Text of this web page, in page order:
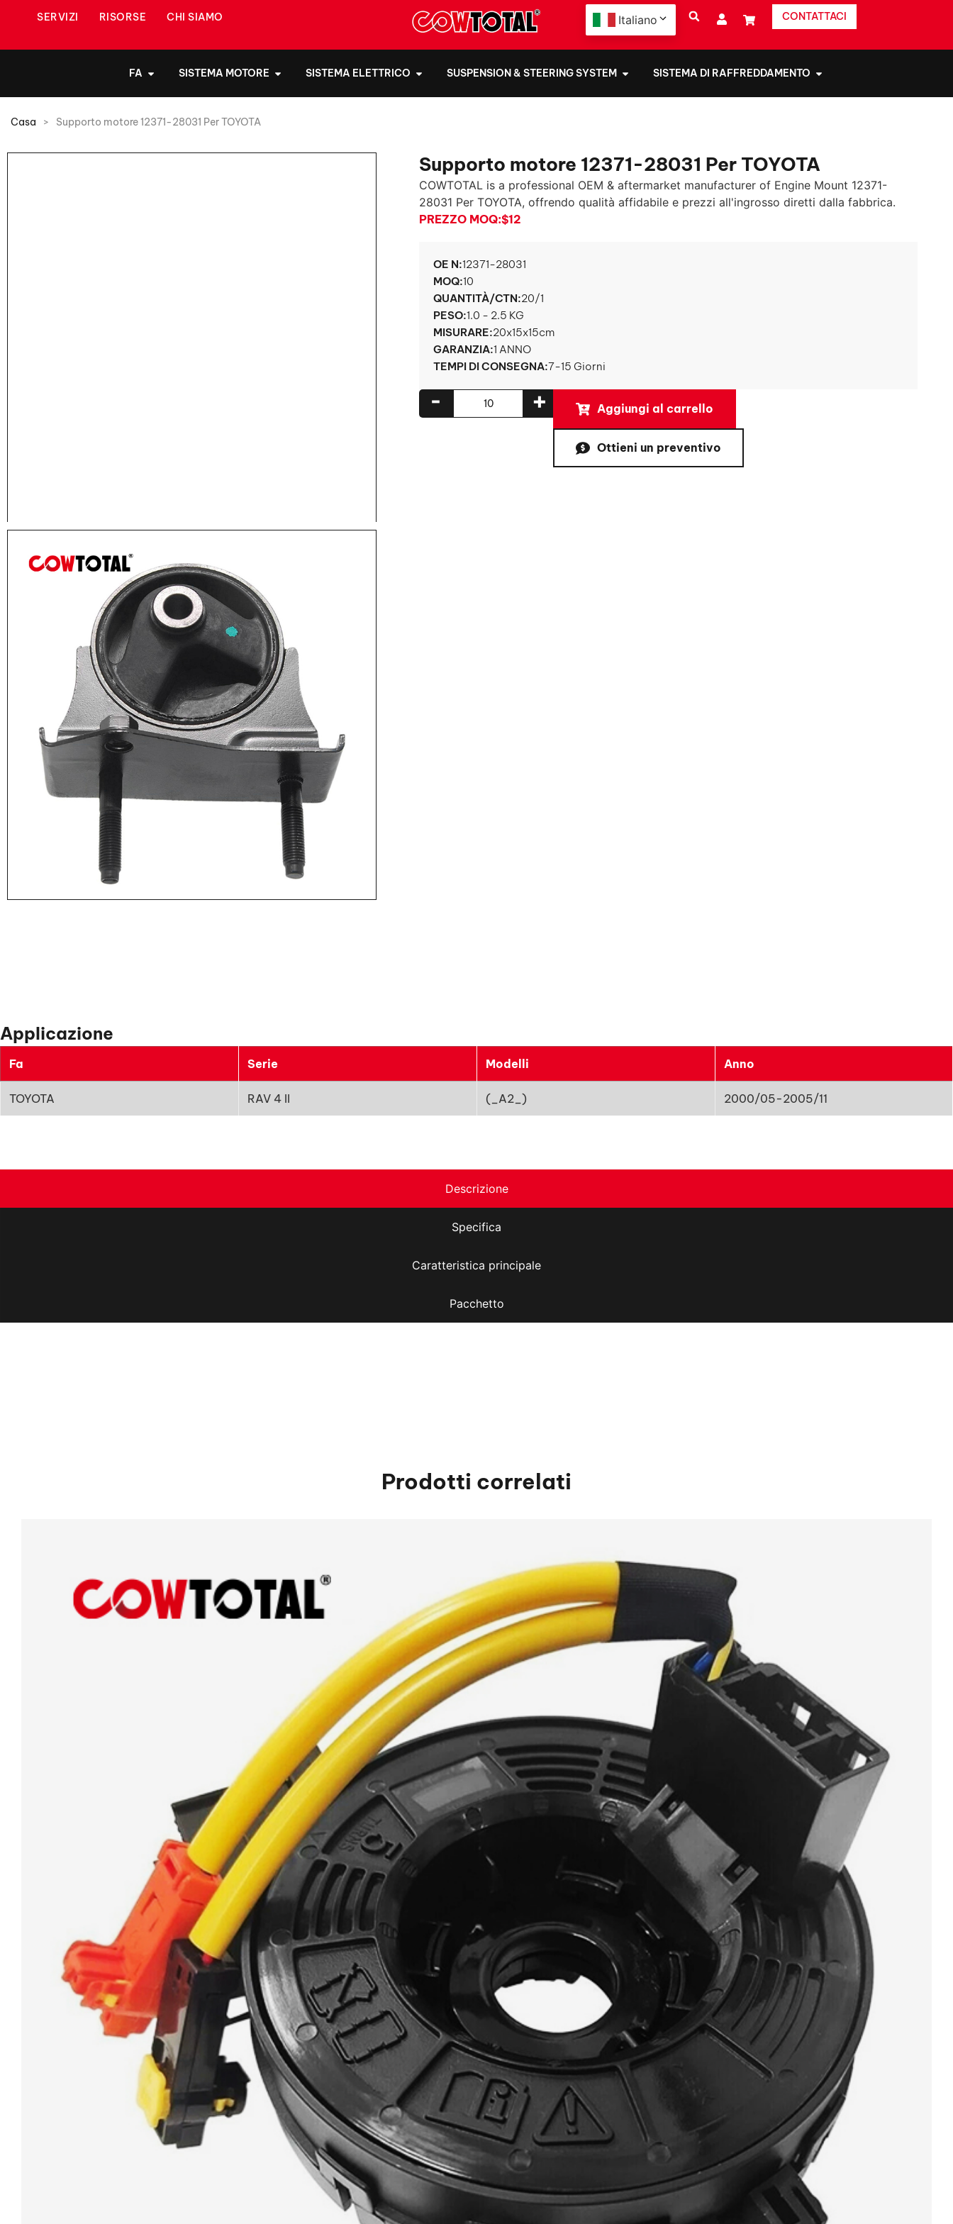
SERVIZI RISORSE CHI SIAMO Italiano CONTATTACI
FA SISTEMA MOTORE SISTEMA ELETTRICO SUSPENSION & STEERING SYSTEM SISTEMA DI RAFFREDDAMENTO
Casa > Supporto motore 12371-28031 Per TOYOTA
Supporto motore 12371-28031 Per TOYOTA
COWTOTAL is a professional OEM & aftermarket manufacturer of Engine Mount 12371-
28031 Per TOYOTA, offrendo qualità affidabile e prezzi all'ingrosso diretti dalla fabbrica.
PREZZO MOQ:$12
OE N:12371-28031
MOQ:10
QUANTITÀ/CTN:20/1
PESO:1.0 - 2.5 KG
MISURARE:20x15x15cm
GARANZIA:1 ANNO
TEMPI DI CONSEGNA:7-15 Giorni
+
- Aggiungi al carrello
Ottieni un preventivo
Applicazione
Fa Serie Modelli Anno
TOYOTA RAV 4 II (_A2_) 2000/05-2005/11
Descrizione
Specifica
Caratteristica principale
Pacchetto
Prodotti correlati